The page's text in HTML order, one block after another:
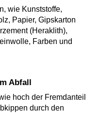
wie Kunststoffe,
Papier, Gipskarton
(Heraklith),
Farben und
Abfall
hoch der Fremdanteil
durch den